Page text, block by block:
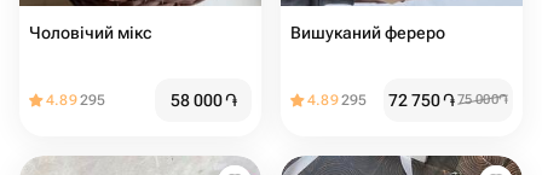
Чоловічий мікс
4.89295 58 000֏
Вишуканий фереро
4.89295 72 750֏75 000֏